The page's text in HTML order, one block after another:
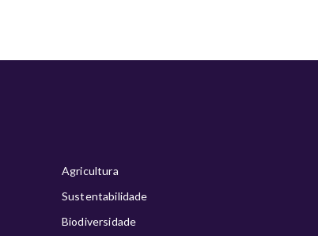
Agricultura
Sustentabilidade
Biodiversidade